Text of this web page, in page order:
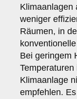
Klimaanlagen
weniger
Räumen, in
Bei geringem
Klimaanlage
empfehlen.